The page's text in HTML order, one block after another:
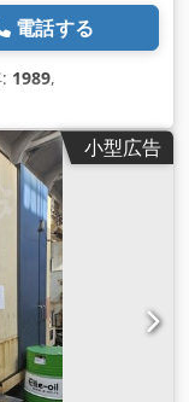
研削装置により、
方向にガイドされ
されます。
ークスライドカウ
ライディングドア
業エリアカバー 独
央供給）、研削油
スイッチとコント
油圧システム、研
電話する
1989,
小型広告